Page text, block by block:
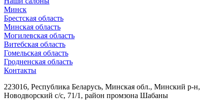
Минск
Брестская область
Минская область
Могилевская область
Витебская область
Гомельская область
Гродненская область
Контакты
223016, Республика Беларусь, Минская обл., Минский р-н,
Новодворский с/с, 71/1, район промзона Шабаны